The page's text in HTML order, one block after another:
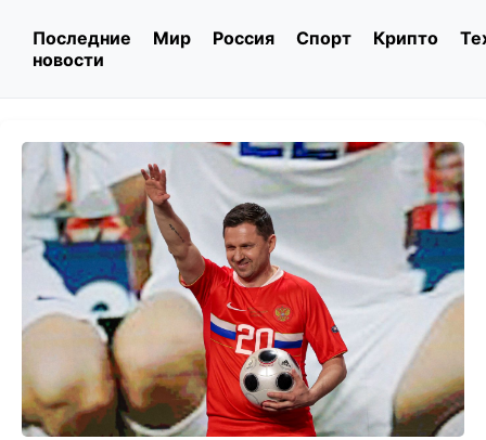
Последние
новости
Мир Россия Спорт Крипто